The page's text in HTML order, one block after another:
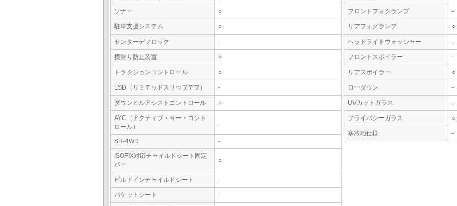
ソナー ○
駐車支援システム ○
センターデフロック -
横滑り防止装置 ○
トラクションコントロール ○
LSD（リミテッドスリップデフ） -
ダウンヒルアシストコントロール ○
AYC（アクティブ・ヨー・コント
ロール）
-
SH-4WD
-
ISOFIX対応チャイルドシート固定
バー
○
ビルドインチャイルドシート -
バケットシート -
フロントフォグランプ -
リアフォグランプ ○
ヘッドライトウォッシャー -
フロントスポイラー -
リアスポイラー ○
ローダウン -
UVカットガラス -
プライバシーガラス ○
寒冷地仕様 -